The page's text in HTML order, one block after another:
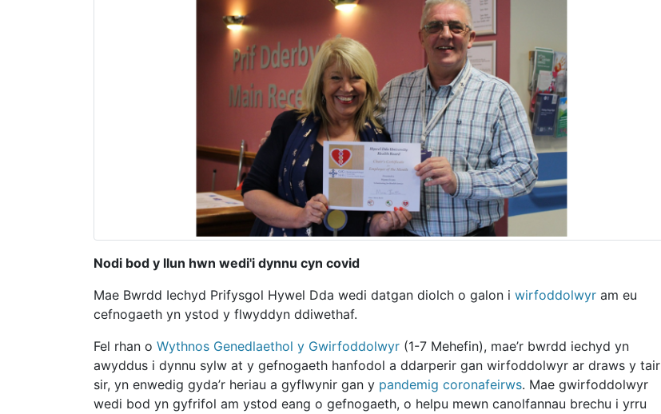
Nodi bod y llun hwn wedi'i dynnu cyn covid
Mae Bwrdd Iechyd Prifysgol Hywel Dda wedi datgan diolch o galon i wirfoddolwyr am eu
cefnogaeth yn ystod y flwyddyn ddiwethaf.
Fel rhan o Wythnos Genedlaethol y Gwirfoddolwyr (1-7 Mehefin), mae’r bwrdd iechyd yn
awyddus i dynnu sylw at y gefnogaeth hanfodol a ddarperir gan wirfoddolwyr ar draws y tair
sir, yn enwedig gyda’r heriau a gyflwynir gan y pandemig coronafeirws. Mae gwirfoddolwyr
wedi bod yn gyfrifol am ystod eang o gefnogaeth, o helpu mewn canolfannau brechu i yrru